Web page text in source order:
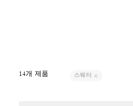
14개 제품 스웨터